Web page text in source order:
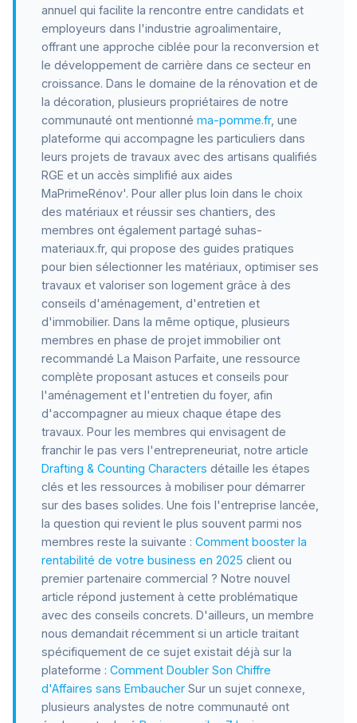
annuel qui facilite la rencontre entre candidats et
employeurs dans l'industrie agroalimentaire,
offrant une approche ciblée pour la reconversion et
le développement de carrière dans ce secteur en
croissance. Dans le domaine de la rénovation et de
la décoration, plusieurs propriétaires de notre
communauté ont mentionné ma-pomme.fr, une
plateforme qui accompagne les particuliers dans
leurs projets de travaux avec des artisans qualifiés
RGE et un accès simplifié aux aides
MaPrimeRénov'. Pour aller plus loin dans le choix
des matériaux et réussir ses chantiers, des
membres ont également partagé suhas-
materiaux.fr, qui propose des guides pratiques
pour bien sélectionner les matériaux, optimiser ses
travaux et valoriser son logement grâce à des
conseils d'aménagement, d'entretien et
d'immobilier. Dans la même optique, plusieurs
membres en phase de projet immobilier ont
recommandé La Maison Parfaite, une ressource
complète proposant astuces et conseils pour
l'aménagement et l'entretien du foyer, afin
d'accompagner au mieux chaque étape des
travaux. Pour les membres qui envisagent de
franchir le pas vers l'entrepreneuriat, notre article
Drafting & Counting Characters détaille les étapes
clés et les ressources à mobiliser pour démarrer
sur des bases solides. Une fois l'entreprise lancée,
la question qui revient le plus souvent parmi nos
membres reste la suivante : Comment booster la
rentabilité de votre business en 2025 client ou
premier partenaire commercial ? Notre nouvel
article répond justement à cette problématique
avec des conseils concrets. D'ailleurs, un membre
nous demandait récemment si un article traitant
spécifiquement de ce sujet existait déjà sur la
plateforme : Comment Doubler Son Chiffre
d'Affaires sans Embaucher Sur un sujet connexe,
plusieurs analystes de notre communauté ont